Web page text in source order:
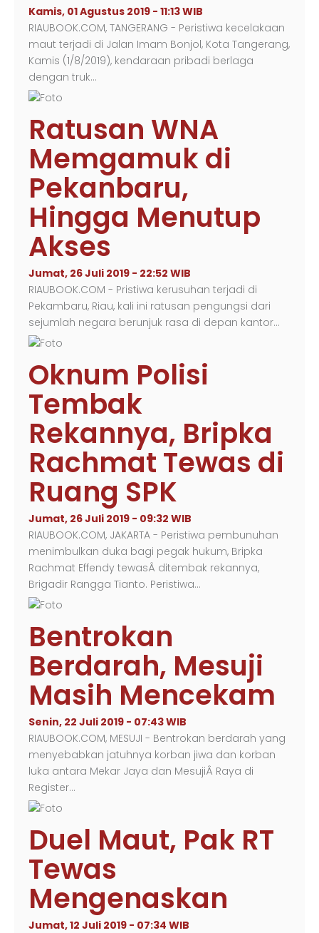
Kamis, 01 Agustus 2019 - 11:13 WIB
RIAUBOOK.COM, TANGERANG - Peristiwa kecelakaan
maut terjadi di Jalan Imam Bonjol, Kota Tangerang,
Kamis (1/8/2019), kendaraan pribadi berlaga
dengan truk…
Ratusan WNA
Memgamuk di
Pekanbaru,
Hingga Menutup
Akses
Jumat, 26 Juli 2019 - 22:52 WIB
RIAUBOOK.COM - Pristiwa kerusuhan terjadi di
Pekambaru, Riau, kali ini ratusan pengungsi dari
sejumlah negara berunjuk rasa di depan kantor…
Oknum Polisi
Tembak
Rekannya, Bripka
Rachmat Tewas di
Ruang SPK
Jumat, 26 Juli 2019 - 09:32 WIB
RIAUBOOK.COM, JAKARTA - Peristiwa pembunuhan
menimbulkan duka bagi pegak hukum, Bripka
Rachmat Effendy tewasÂ ditembak rekannya,
Brigadir Rangga Tianto. Peristiwa…
Bentrokan
Berdarah, Mesuji
Masih Mencekam
Senin, 22 Juli 2019 - 07:43 WIB
RIAUBOOK.COM, MESUJI - Bentrokan berdarah yang
menyebabkan jatuhnya korban jiwa dan korban
luka antara Mekar Jaya dan MesujiÂ Raya di
Register…
Duel Maut, Pak RT
Tewas
Mengenaskan
Jumat, 12 Juli 2019 - 07:34 WIB